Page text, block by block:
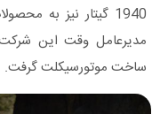
مدیرعامل وقت این شرکت
ساخت موتورسیکلت گرفت.